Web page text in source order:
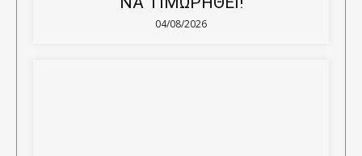
04/08/2026